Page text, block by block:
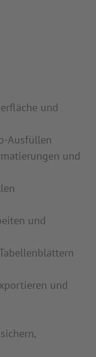
und
Ausfüllen
und
und
und